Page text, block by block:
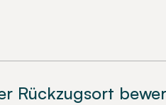
Rückzugsort